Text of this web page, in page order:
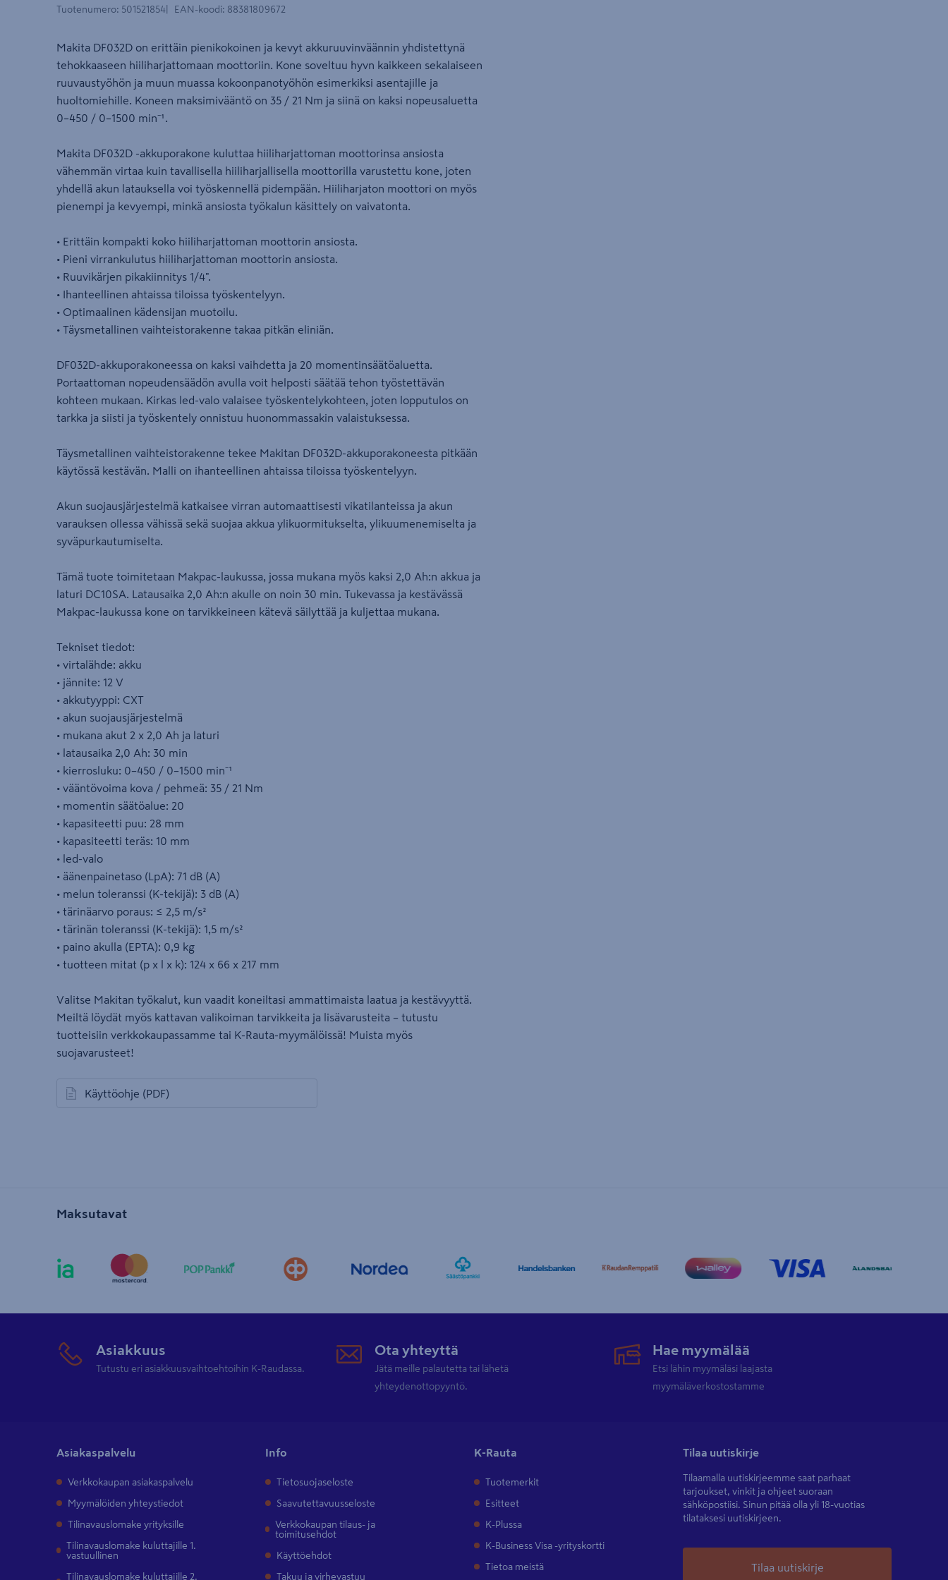
Tuotenumero: 501521854 EAN-koodi: 88381809672
Makita DF032D on erittäin pienikokoinen ja kevyt akkuruuvinväännin yhdistettynä
tehokkaaseen hiiliharjattomaan moottoriin. Kone soveltuu hyvn kaikkeen sekalaiseen
ruuvaustyöhön ja muun muassa kokoonpanotyöhön esimerkiksi asentajille ja
huoltomiehille. Koneen maksimivääntö on 35 / 21 Nm ja siinä on kaksi nopeusaluetta
0–450 / 0–1500 min⁻¹.
Makita DF032D -akkuporakone kuluttaa hiiliharjattoman moottorinsa ansiosta
vähemmän virtaa kuin tavallisella hiiliharjallisella moottorilla varustettu kone, joten
yhdellä akun latauksella voi työskennellä pidempään. Hiiliharjaton moottori on myös
pienempi ja kevyempi, minkä ansiosta työkalun käsittely on vaivatonta.
• Erittäin kompakti koko hiiliharjattoman moottorin ansiosta.
• Pieni virrankulutus hiiliharjattoman moottorin ansiosta.
• Ruuvikärjen pikakiinnitys 1/4".
• Ihanteellinen ahtaissa tiloissa työskentelyyn.
• Optimaalinen kädensijan muotoilu.
• Täysmetallinen vaihteistorakenne takaa pitkän eliniän.
DF032D-akkuporakoneessa on kaksi vaihdetta ja 20 momentinsäätöaluetta.
Portaattoman nopeudensäädön avulla voit helposti säätää tehon työstettävän
kohteen mukaan. Kirkas led-valo valaisee työskentelykohteen, joten lopputulos on
tarkka ja siisti ja työskentely onnistuu huonommassakin valaistuksessa.
Täysmetallinen vaihteistorakenne tekee Makitan DF032D-akkuporakoneesta pitkään
käytössä kestävän. Malli on ihanteellinen ahtaissa tiloissa työskentelyyn.
Akun suojausjärjestelmä katkaisee virran automaattisesti vikatilanteissa ja akun
varauksen ollessa vähissä sekä suojaa akkua ylikuormitukselta, ylikuumenemiselta ja
syväpurkautumiselta.
Tämä tuote toimitetaan Makpac-laukussa, jossa mukana myös kaksi 2,0 Ah:n akkua ja
laturi DC10SA. Latausaika 2,0 Ah:n akulle on noin 30 min. Tukevassa ja kestävässä
Makpac-laukussa kone on tarvikkeineen kätevä säilyttää ja kuljettaa mukana.
Tekniset tiedot:
• virtalähde: akku
• jännite: 12 V
• akkutyyppi: CXT
• akun suojausjärjestelmä
• mukana akut 2 x 2,0 Ah ja laturi
• latausaika 2,0 Ah: 30 min
• kierrosluku: 0–450 / 0–1500 min⁻¹
• vääntövoima kova / pehmeä: 35 / 21 Nm
• momentin säätöalue: 20
• kapasiteetti puu: 28 mm
• kapasiteetti teräs: 10 mm
• led-valo
• äänenpainetaso (LpA): 71 dB (A)
• melun toleranssi (K-tekijä): 3 dB (A)
• tärinäarvo poraus: ≤ 2,5 m/s²
• tärinän toleranssi (K-tekijä): 1,5 m/s²
• paino akulla (EPTA): 0,9 kg
• tuotteen mitat (p x l x k): 124 x 66 x 217 mm
Valitse Makitan työkalut, kun vaadit koneiltasi ammattimaista laatua ja kestävyyttä.
Meiltä löydät myös kattavan valikoiman tarvikkeita ja lisävarusteita – tutustu
tuotteisiin verkkokaupassamme tai K-Rauta-myymälöissä! Muista myös
suojavarusteet!
Käyttöohje (PDF)
avautuu uuteen välilehteen
Maksutavat
Asiakkuus
Tutustu eri asiakkuusvaihtoehtoihin K-Raudassa.
Ota yhteyttä
Jätä meille palautetta tai lähetä
yhteydenottopyyntö.
Hae myymälää
Etsi lähin myymäläsi laajasta
myymäläverkostostamme
Asiakaspalvelu
Verkkokaupan asiakaspalvelu
Myymälöiden yhteystiedot
Tilinavauslomake yrityksille
Tilinavauslomake kuluttajille 1.
vastuullinen
Tilinavauslomake kuluttajille 2.
Info
Tietosuojaseloste
Saavutettavuusseloste
Verkkokaupan tilaus- ja
toimitusehdot
Käyttöehdot
Takuu ja virhevastuu
K-Rauta
Tuotemerkit
Esitteet
K-Plussa
K-Business Visa -yrityskortti
Tietoa meistä
Tilaa uutiskirje
Tilaamalla uutiskirjeemme saat parhaat
tarjoukset, vinkit ja ohjeet suoraan
sähköpostiisi. Sinun pitää olla yli 18-vuotias
tilataksesi uutiskirjeen.
Tilaa uutiskirje